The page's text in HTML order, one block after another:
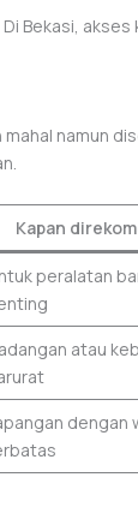
Bekasi, akses
namun
Kapan
peralatan
atau
dengan